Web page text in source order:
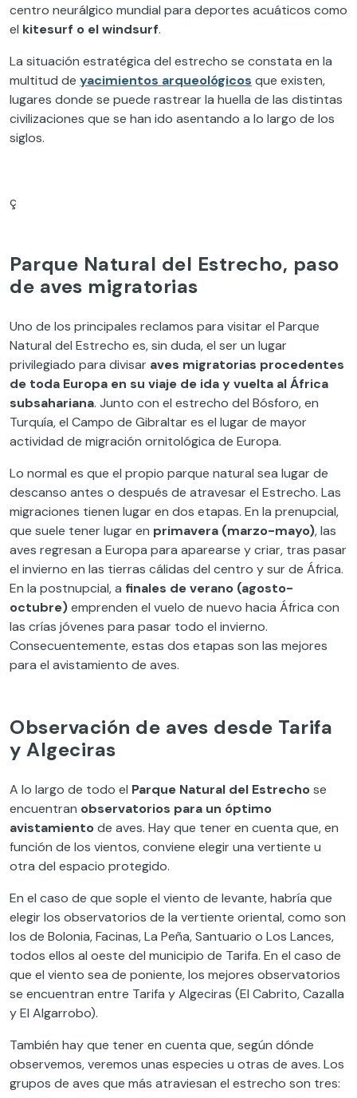
centro neurálgico mundial para deportes acuáticos como
el kitesurf o el windsurf.
La situación estratégica del estrecho se constata en la
multitud de yacimientos arqueológicos que existen,
lugares donde se puede rastrear la huella de las distintas
civilizaciones que se han ido asentando a lo largo de los
siglos.
ç
Parque Natural del Estrecho, paso
de aves migratorias
Uno de los principales reclamos para visitar el Parque
Natural del Estrecho es, sin duda, el ser un lugar
privilegiado para divisar aves migratorias procedentes
de toda Europa en su viaje de ida y vuelta al África
subsahariana. Junto con el estrecho del Bósforo, en
Turquía, el Campo de Gibraltar es el lugar de mayor
actividad de migración ornitológica de Europa.
Lo normal es que el propio parque natural sea lugar de
descanso antes o después de atravesar el Estrecho. Las
migraciones tienen lugar en dos etapas. En la prenupcial,
que suele tener lugar en primavera (marzo-mayo), las
aves regresan a Europa para aparearse y criar, tras pasar
el invierno en las tierras cálidas del centro y sur de África.
En la postnupcial, a finales de verano (agosto-
octubre)emprenden el vuelo de nuevo hacia África con
las crías jóvenes para pasar todo el invierno.
Consecuentemente, estas dos etapas son las mejores
para el avistamiento de aves.
Observación de aves desde Tarifa
y Algeciras
A lo largo de todo el Parque Natural del Estrechose
encuentran observatorios para un óptimo
avistamientode aves. Hay que tener en cuenta que, en
función de los vientos, conviene elegir una vertiente u
otra del espacio protegido.
En el caso de que sople el viento de levante, habría que
elegir los observatorios de la vertiente oriental, como son
los de Bolonia, Facinas, La Peña, Santuario o Los Lances,
todos ellos al oeste del municipio de Tarifa. En el caso de
que el viento sea de poniente, los mejores observatorios
se encuentran entre Tarifa y Algeciras (El Cabrito, Cazalla
y El Algarrobo).
También hay que tener en cuenta que, según dónde
observemos, veremos unas especies u otras de aves. Los
grupos de aves que más atraviesan el estrecho son tres: